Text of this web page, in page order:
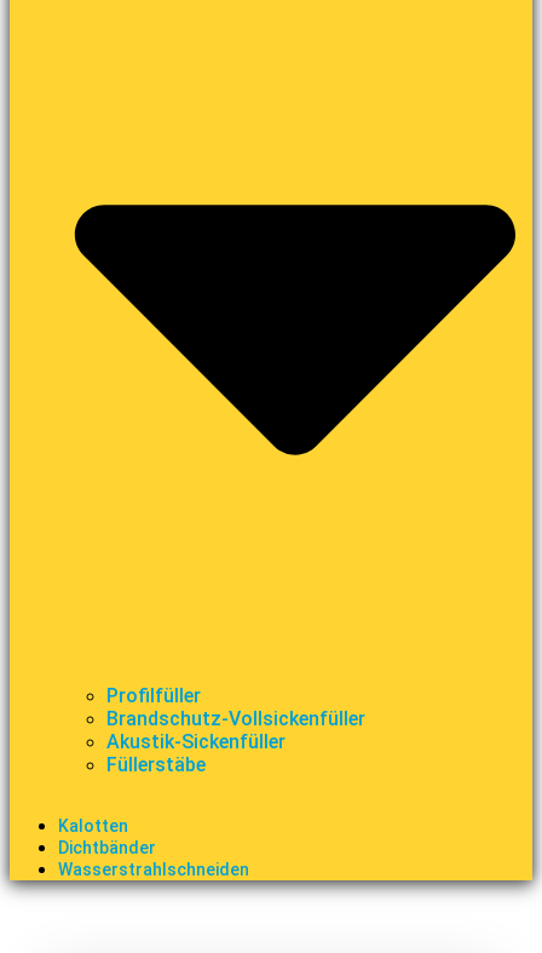
Profilfüller
Brandschutz-Vollsickenfüller
Akustik-Sickenfüller
Füllerstäbe
Kalotten
Dichtbänder
Wasserstrahlschneiden